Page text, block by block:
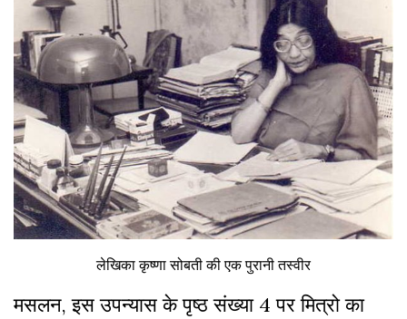
लेखिका कृष्णा सोबती की एक पुरानी तस्वीर
मसलन, इस उपन्यास के पृष्ठ संख्या 4 पर मित्रो का